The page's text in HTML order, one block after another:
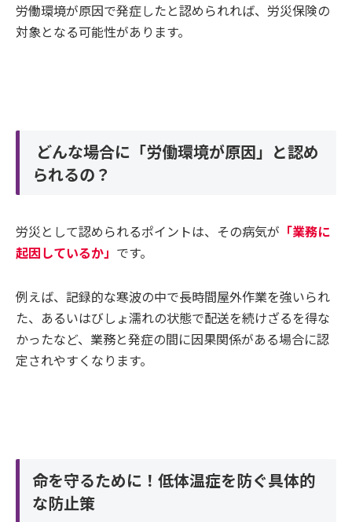
労働環境が原因で発症したと認められれば、労災保険の
対象となる可能性があります。
どんな場合に「労働環境が原因」と認め
られるの？
労災として認められるポイントは、その病気が 「業務に
起因しているか」 です。
例えば、記録的な寒波の中で長時間屋外作業を強いられ
た、あるいはびしょ濡れの状態で配送を続けざるを得な
かったなど、業務と発症の間に因果関係がある場合に認
定されやすくなります。
命を守るために！低体温症を防ぐ具体的
な防止策